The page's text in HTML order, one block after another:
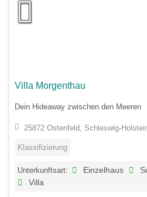
Villa Morgenthau
Dein Hideaway zwischen den Meeren
25872 Ostenfeld, Schleswig-
Klassifizierung
Unterkunftsart: Einzelhaus
Villa